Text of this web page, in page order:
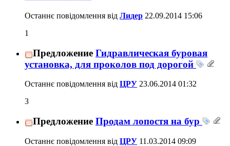
Останнє повідомлення від Лидер 22.09.2014 15:06
1
Предложение Гидравлическая буровая
установка, для проколов под дорогой
Останнє повідомлення від ЦРУ 23.06.2014 01:32
3
Предложение Продам лопостя на бур
Останнє повідомлення від ЦРУ 11.03.2014 09:09